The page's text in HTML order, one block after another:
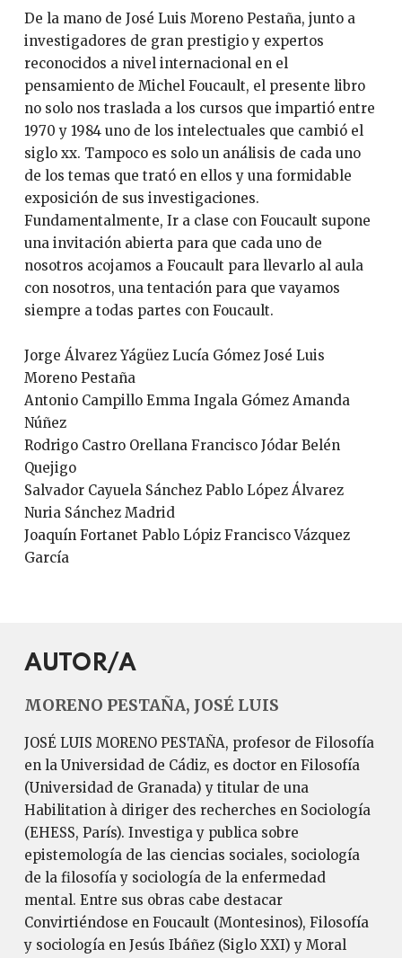
De la mano de José Luis Moreno Pestaña, junto a
investigadores de gran prestigio y expertos
reconocidos a nivel internacional en el
pensamiento de Michel Foucault, el presente libro
no solo nos traslada a los cursos que impartió entre
1970 y 1984 uno de los intelectuales que cambió el
siglo xx. Tampoco es solo un análisis de cada uno
de los temas que trató en ellos y una formidable
exposición de sus investigaciones.
Fundamentalmente, Ir a clase con Foucault supone
una invitación abierta para que cada uno de
nosotros acojamos a Foucault para llevarlo al aula
con nosotros, una tentación para que vayamos
siempre a todas partes con Foucault.
Jorge Álvarez Yágüez Lucía Gómez José Luis
Moreno Pestaña
Antonio Campillo Emma Ingala Gómez Amanda
Núñez
Rodrigo Castro Orellana Francisco Jódar Belén
Quejigo
Salvador Cayuela Sánchez Pablo López Álvarez
Nuria Sánchez Madrid
Joaquín Fortanet Pablo Lópiz Francisco Vázquez
García
AUTOR/A
MORENO PESTAÑA, JOSÉ LUIS
JOSÉ LUIS MORENO PESTAÑA, profesor de Filosofía
en la Universidad de Cádiz, es doctor en Filosofía
(Universidad de Granada) y titular de una
Habilitation à diriger des recherches en Sociología
(EHESS, París). Investiga y publica sobre
epistemología de las ciencias sociales, sociología
de la filosofía y sociología de la enfermedad
mental. Entre sus obras cabe destacar
Convirtiéndose en Foucault (Montesinos), Filosofía
y sociología en Jesús Ibáñez (Siglo XXI) y Moral